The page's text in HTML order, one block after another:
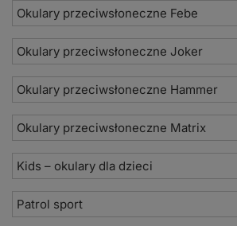
Okulary przeciwsłoneczne Febe
Okulary przeciwsłoneczne Joker
Okulary przeciwsłoneczne Hammer
Okulary przeciwsłoneczne Matrix
Kids – okulary dla dzieci
Patrol sport